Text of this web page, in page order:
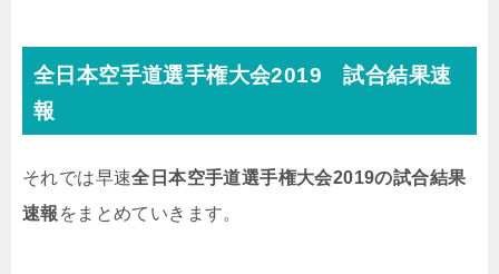
全日本空手道選手権大会2019 試合結果速
報
それでは早速全日本空手道選手権大会2019の試合結果
速報 をまとめていきます。